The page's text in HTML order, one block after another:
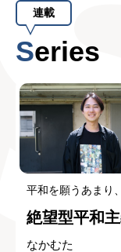
連載
Series
平和を願うあまり
絶望型平和
なかむた